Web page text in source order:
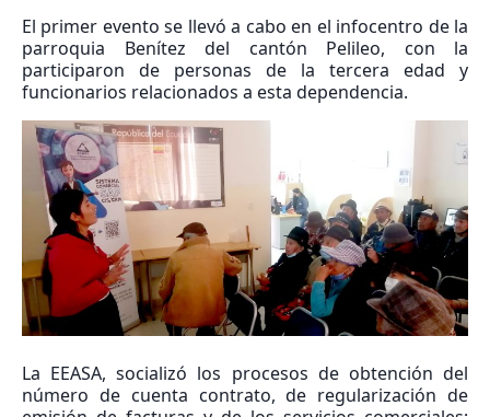
El primer evento se llevó a cabo en el infocentro de la
parroquia Benítez del cantón Pelileo, con la
participaron de personas de la tercera edad y
funcionarios relacionados a esta dependencia.
La EEASA, socializó los procesos de obtención del
número de cuenta contrato, de regularización de